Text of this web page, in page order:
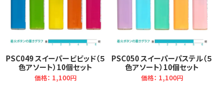
PSC049 スイーパービビッド（５
色アソート）10個セット
価格： 1,100円
PSC050 スイーパーパステル（５
色アソート）10個セット
価格： 1,100円